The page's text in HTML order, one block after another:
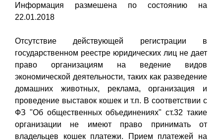
Информация размешена по состоянию на
22.01.2018
Отсутствие действующей регистрации в
государственном реестре юридических лиц не дает
право организациям на ведение видов
экономической деятельности, таких как разведение
домашних животных, реклама, организация и
проведение выставок кошек и т.п. В соответствии с
ФЗ "Об общественных объединениях" ст.32 такие
организации не имеют право принимать от
владельцев кошек платежи. Прием платежей на